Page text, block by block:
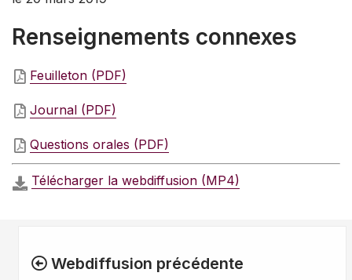
Renseignements connexes
Feuilleton (PDF)
Journal (PDF)
Questions orales (PDF)
Télécharger la webdiffusion (MP4)
Webdiffusion précédente